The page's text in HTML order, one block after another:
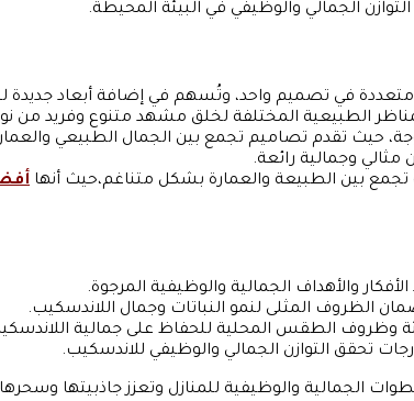
الجمالي والوظيفي في البيئة المحيطة.
متعددة في تصميم واحد، وتُسهم في إضافة أبعاد جديدة
الطبيعية المختلفة لخلق مشهد متنوع وفريد من
حيث تقدم تصاميم تجمع بين الجمال الطبيعي
وجمالية رائعة.
بين الطبيعة والعمارة بشكل متناغم،حيث أنها
والأهداف الجمالية والوظيفية المرجوة.
الظروف المثلى لنمو النباتات وجمال اللاندسكيب.
وظروف الطقس المحلية للحفاظ على جمالية
تحقق التوازن الجمالي والوظيفي للاندسكيب.
الجمالية والوظيفية للمنازل وتعزز جاذبيتها